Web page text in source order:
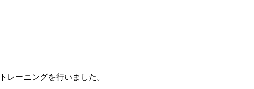
レーニングを行いました。